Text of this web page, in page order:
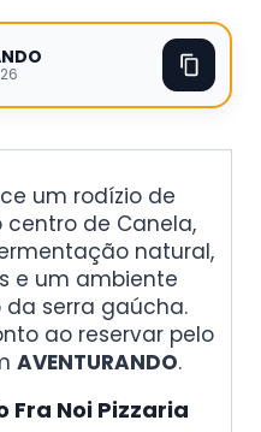
um rodízio de
centro de Canela,
natural,
e um ambiente
serra gaúcha.
ao reservar pelo
AVENTURANDO.
Fra Noi Pizzaria